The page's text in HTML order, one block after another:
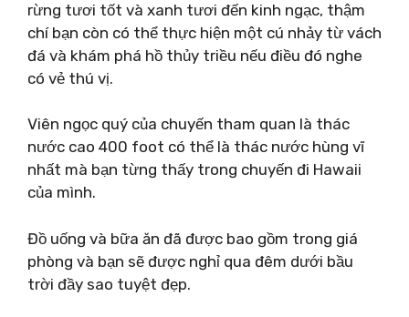
rừng tươi tốt và xanh tươi đến kinh ngạc, thậm
chí bạn còn có thể thực hiện một cú nhảy từ vách
đá và khám phá hồ thủy triều nếu điều đó nghe
có vẻ thú vị.
Viên ngọc quý của chuyến tham quan là thác
nước cao 400 foot có thể là thác nước hùng vĩ
nhất mà bạn từng thấy trong chuyến đi Hawaii
của mình.
Đồ uống và bữa ăn đã được bao gồm trong giá
phòng và bạn sẽ được nghỉ qua đêm dưới bầu
trời đầy sao tuyệt đẹp.